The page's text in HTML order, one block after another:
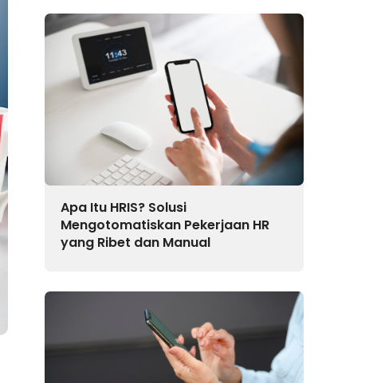
Apa Itu HRIS? Solusi
Mengotomatiskan Pekerjaan HR
yang Ribet dan Manual